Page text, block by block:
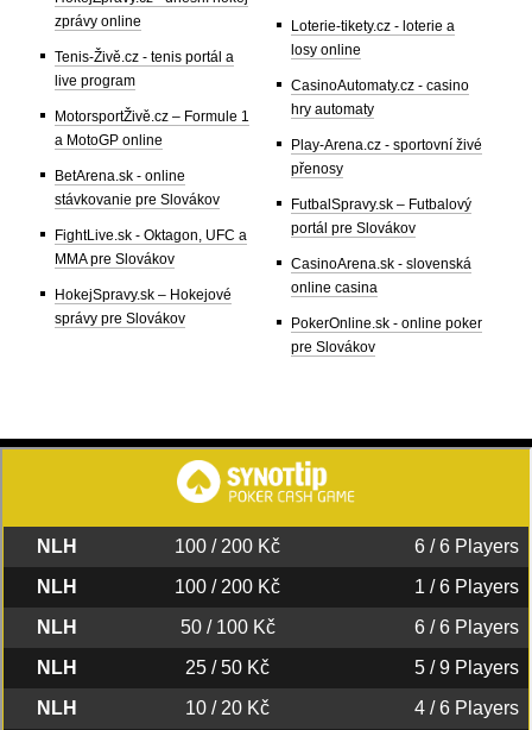
zprávy online
Tenis-Živě.cz - tenis portál a
live program
MotorsportŽivě.cz – Formule 1
a MotoGP online
BetArena.sk - online
stávkovanie pre Slovákov
FightLive.sk - Oktagon, UFC a
MMA pre Slovákov
HokejSpravy.sk – Hokejové
správy pre Slovákov
Loterie-tikety.cz - loterie a
losy online
CasinoAutomaty.cz - casino
hry automaty
Play-Arena.cz - sportovní živé
přenosy
FutbalSpravy.sk – Futbalový
portál pre Slovákov
CasinoArena.sk - slovenská
online casina
PokerOnline.sk - online poker
pre Slovákov